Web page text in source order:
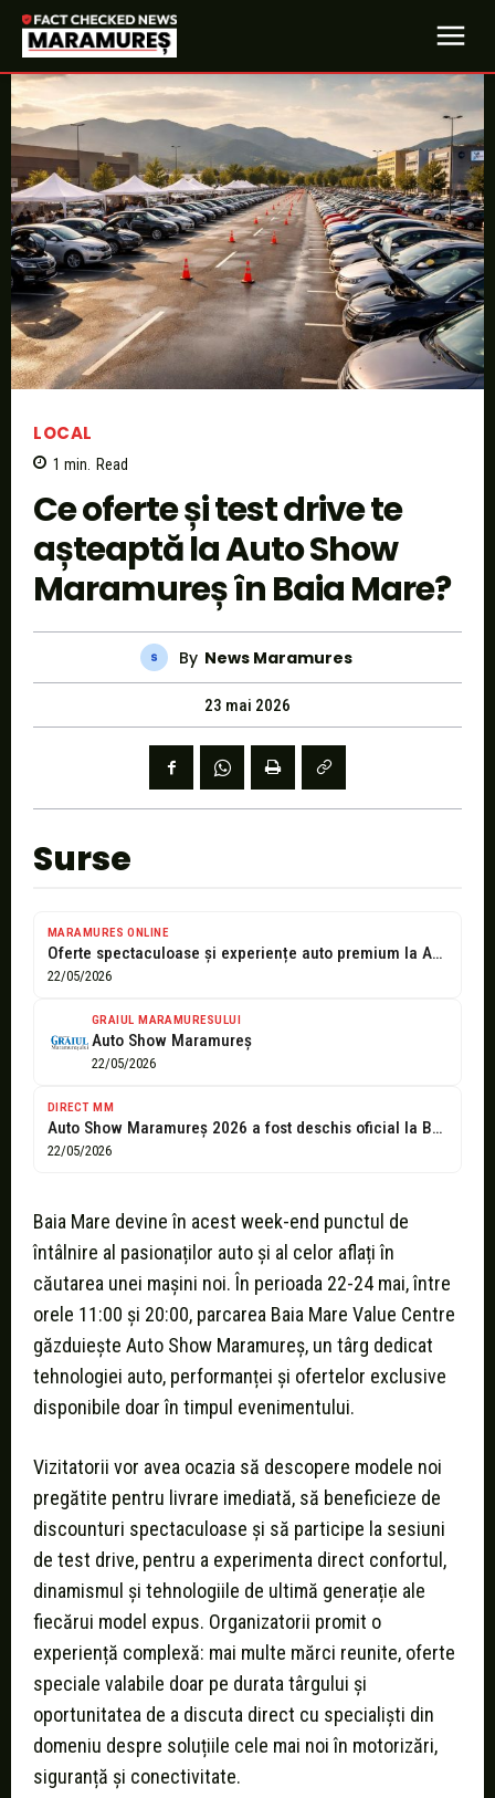
LOCAL
1 min. Read
Ce oferte și test drive te
așteaptă la Auto Show
Maramureș în Baia Mare?
By News Maramures
23 mai 2026
Surse
MARAMURES ONLINE
Oferte spectaculoase și experiențe auto premium la Auto Show Maramureș
22/05/2026
GRAIUL MARAMURESULUI
Auto Show Maramureș
22/05/2026
DIRECT MM
Auto Show Maramureș 2026 a fost deschis oficial la Baia Mare
22/05/2026
Baia Mare devine în acest week-end punctul de
întâlnire al pasionaților auto și al celor aflați în
căutarea unei mașini noi. În perioada 22-24 mai, între
orele 11:00 și 20:00, parcarea Baia Mare Value Centre
găzduiește Auto Show Maramureș, un târg dedicat
tehnologiei auto, performanței și ofertelor exclusive
disponibile doar în timpul evenimentului.
Vizitatorii vor avea ocazia să descopere modele noi
pregătite pentru livrare imediată, să beneficieze de
discounturi spectaculoase și să participe la sesiuni
de test drive, pentru a experimenta direct confortul,
dinamismul și tehnologiile de ultimă generație ale
fiecărui model expus. Organizatorii promit o
experiență complexă: mai multe mărci reunite, oferte
speciale valabile doar pe durata târgului și
oportunitatea de a discuta direct cu specialiști din
domeniu despre soluțiile cele mai noi în motorizări,
siguranță și conectivitate.